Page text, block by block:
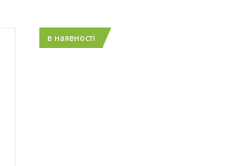
в наявності